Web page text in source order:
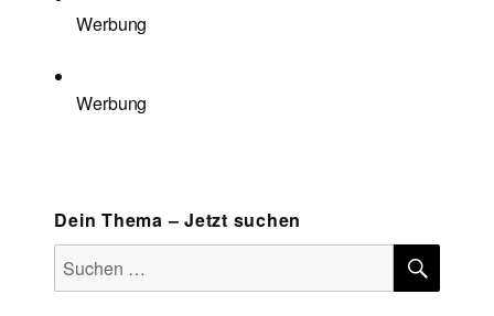
Werbung
Werbung
Dein Thema – Jetzt suchen
Suchen
nach: